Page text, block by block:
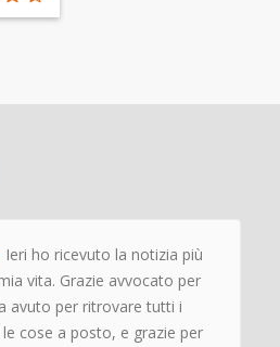
Ieri ho ricevuto la notizia più
vita. Grazie avvocato per
avuto per ritrovare tutti i
cose a posto, e grazie per